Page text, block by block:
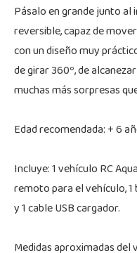
Pásalo en grande junto
reversible, capaz de
con un diseño muy
de girar 360º, de
muchas más sorpresas
Edad recomendada: + 6
Incluye: 1 vehículo RC
remoto para el vehículo,
y 1 cable USB cargador.